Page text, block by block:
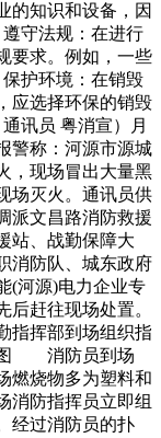
的知识和设备，因
守法规：在进行
要求。例如，一些
护环境：在销毁
应选择环保的销毁
讯员 粤消宣）月
警称：河源市源城
，现场冒出大量黑
场灭火。通讯员供
文昌路消防救援
站、战勤保障大
消防队、城东政府
(河源)电力企业专
赶往现场处置。
指挥部到场组织指
图 消防员到场
燃烧物多为塑料和
消防指挥员立即组
经过消防员的扑